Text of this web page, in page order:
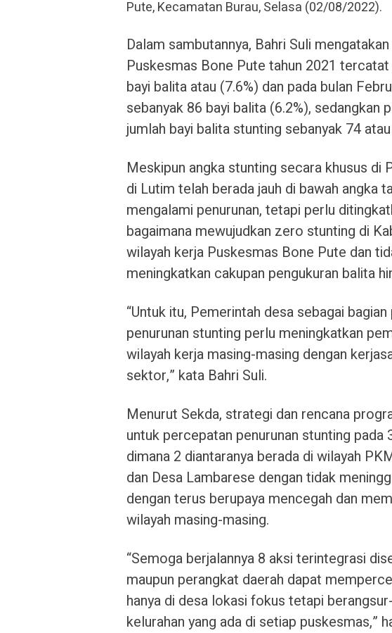
Pute, Kecamatan Burau, Selasa (02/08/2022).
Dalam sambutannya, Bahri Suli
Puskesmas Bone Pute tahun 2021
bayi balita atau (7.6%) dan pada bulan
sebanyak 86 bayi balita (6.2%), sedangkan
jumlah bayi balita stunting sebanyak 74
Meskipun angka stunting secara khusus di
di Lutim telah berada jauh di bawah angka
mengalami penurunan, tetapi perlu
bagaimana mewujudkan zero stunting di
wilayah kerja Puskesmas Bone Pute dan
meningkatkan cakupan pengukuran balita
“Untuk itu, Pemerintah desa sebagai
penurunan stunting perlu meningkatkan
wilayah kerja masing-masing dengan
sektor,” kata Bahri Suli.
Menurut Sekda, strategi dan rencana
untuk percepatan penurunan stunting
dimana 2 diantaranya berada di wilayah
dan Desa Lambarese dengan tidak
dengan terus berupaya mencegah dan
wilayah masing-masing.
“Semoga berjalannya 8 aksi terintegrasi
maupun perangkat daerah dapat
hanya di desa lokasi fokus tetapi
kelurahan yang ada di setiap puskesmas,”